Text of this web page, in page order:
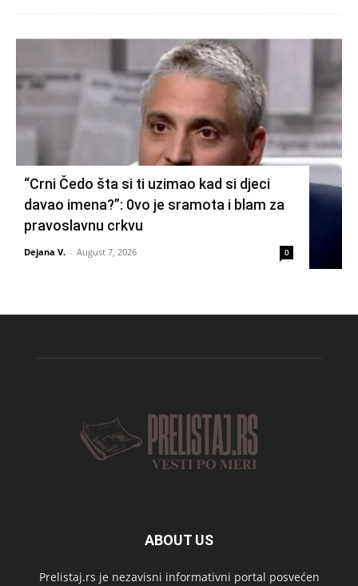
“Crni Čedo šta si ti uzimao kad si djeci
davao imena?”: 0vo je sramota i blam za
pravoslavnu crkvu
Dejana V. - August 7, 2026 0
ABOUT US
Prelistaj.rs je nezavisni informativni portal posvećen